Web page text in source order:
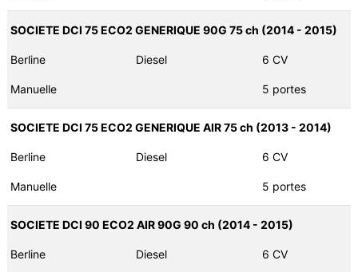
SOCIETE DCI 75 ECO2 GENERIQUE 90G 75 ch (2014 - 2015)
Berline Diesel 6 CV
Manuelle 5 portes
SOCIETE DCI 75 ECO2 GENERIQUE AIR 75 ch (2013 - 2014)
Berline Diesel 6 CV
Manuelle 5 portes
SOCIETE DCI 90 ECO2 AIR 90G 90 ch (2014 - 2015)
Berline Diesel 6 CV